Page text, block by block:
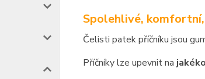
Spolehlivé,
Čelisti patek příčníku jsou
Příčníky lze upevnit na